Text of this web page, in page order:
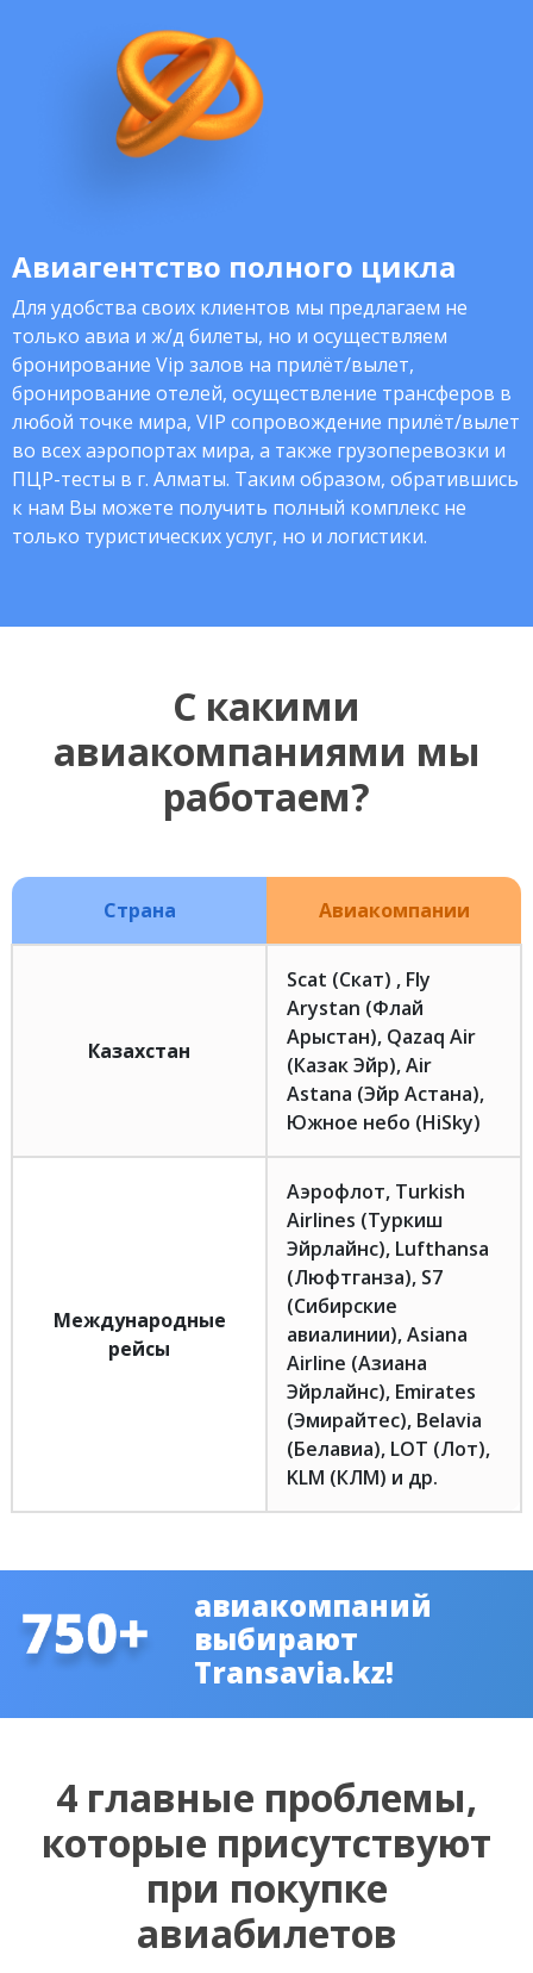
Авиагентство полного цикла
Для удобства своих клиентов мы предлагаем не
только авиа и ж/д билеты, но и осуществляем
бронирование Vip залов на прилёт/вылет,
бронирование отелей, осуществление трансферов в
любой точке мира, VIP сопровождение прилёт/вылет
во всех аэропортах мира, а также грузоперевозки и
ПЦР-тесты в г. Алматы. Таким образом, обратившись
к нам Вы можете получить полный комплекс не
только туристических услуг, но и логистики.
С какими
авиакомпаниями мы
работаем?
Страна Авиакомпании
Казахстан
Scat (Скат) , Fly
Arystan (Флай
Арыстан), Qazaq Air
(Казак Эйр), Air
Astana (Эйр Астана),
Южное небо (HiSky)
Международные
рейсы
Аэрофлот, Turkish
Airlines (Туркиш
Эйрлайнс), Lufthansa
(Люфтганза), S7
(Сибирские
авиалинии), Asiana
Airline (Азиана
Эйрлайнс), Emirates
(Эмирайтес), Belavia
(Белавиа), LOT (Лот),
KLM (КЛМ) и др.
авиакомпаний
выбирают
Transavia.kz!
4 главные проблемы,
которые присутствуют
при покупке
авиабилетов